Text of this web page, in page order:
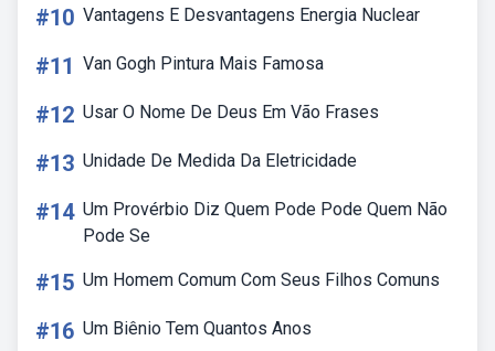
#10 Vantagens E Desvantagens Energia Nuclear
#11 Van Gogh Pintura Mais Famosa
#12 Usar O Nome De Deus Em Vão Frases
#13 Unidade De Medida Da Eletricidade
#14 Um Provérbio Diz Quem Pode Pode Quem Não
Pode Se
#15 Um Homem Comum Com Seus Filhos Comuns
#16 Um Biênio Tem Quantos Anos